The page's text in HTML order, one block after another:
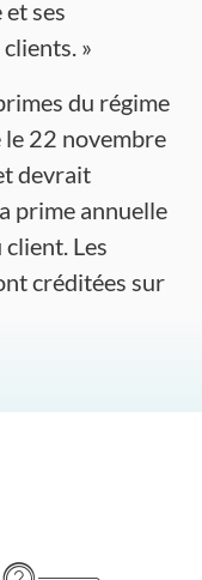
ses
»
du régime
le 22 novembre
devrait
prime annuelle
Les
créditées sur